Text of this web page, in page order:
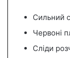
Сильний
Червоні
Сліди